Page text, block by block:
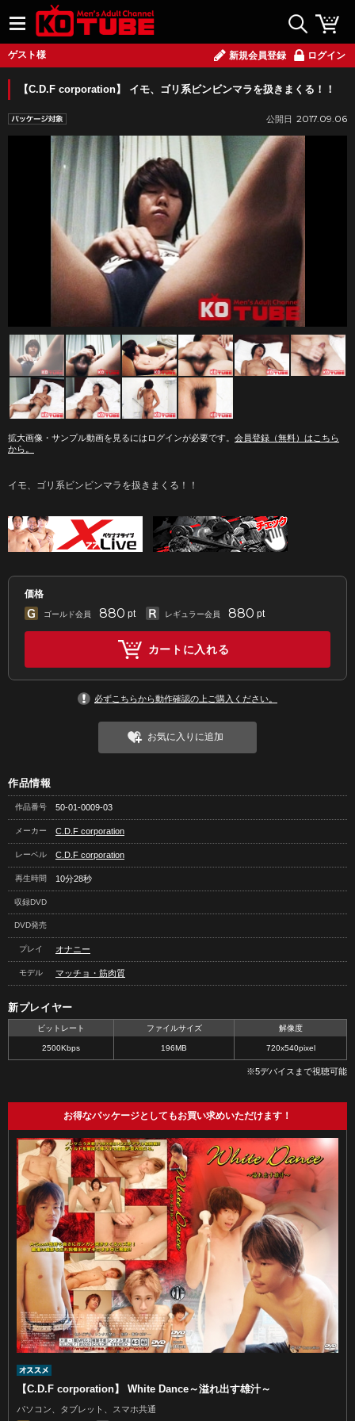
ゲスト様 新規会員登録 ログイン
【C.D.F corporation】 イモ、ゴリ系ビンビンマラを扱きまくる！！
2017.09.06
拡大画像・サンプル動画を見るにはログインが必要です。 会員登録（無料）はこちら
から。
イモ、ゴリ系ビンビンマラを扱きまくる！！
価格
ゴールド会員 880 pt レギュラー会員 880 pt
カートに入れる
必ずこちらから動作確認の上ご購入ください。
お気に入りに追加
作品情報
作品番号 50-01-0009-03
メーカー C.D.F corporation
レーベル C.D.F corporation
再生時間 10分28秒
収録DVD
DVD発売
プレイ オナニー
モデル マッチョ・筋肉質
新プレイヤー
ビットレート ファイルサイズ 解像度
2500Kbps 196MB 720x540pixel
※5デバイスまで視聴可能
お得なパッケージとしてもお買い求めいただけます！
【C.D.F corporation】 White Dance～溢れ出す雄汁～
パソコン、タブレット、スマホ共通